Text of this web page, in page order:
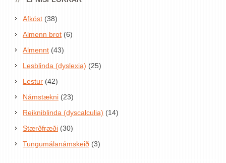
Afköst (38)
Almenn brot (6)
Almennt (43)
Lesblinda (dyslexia) (25)
Lestur (42)
Námstækni (23)
Reikniblinda (dyscalculia) (14)
Stærðfræði (30)
Tungumálanámskeið (3)